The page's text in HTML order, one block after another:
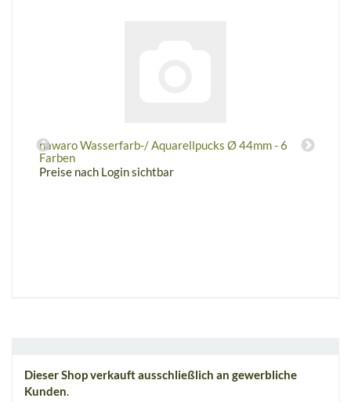
nawaro Wasserfarb-/ Aquarellpucks Ø 44mm - 6
Farben
Preise nach Login sichtbar
Dieser Shop verkauft ausschließlich an gewerbliche
Kunden.